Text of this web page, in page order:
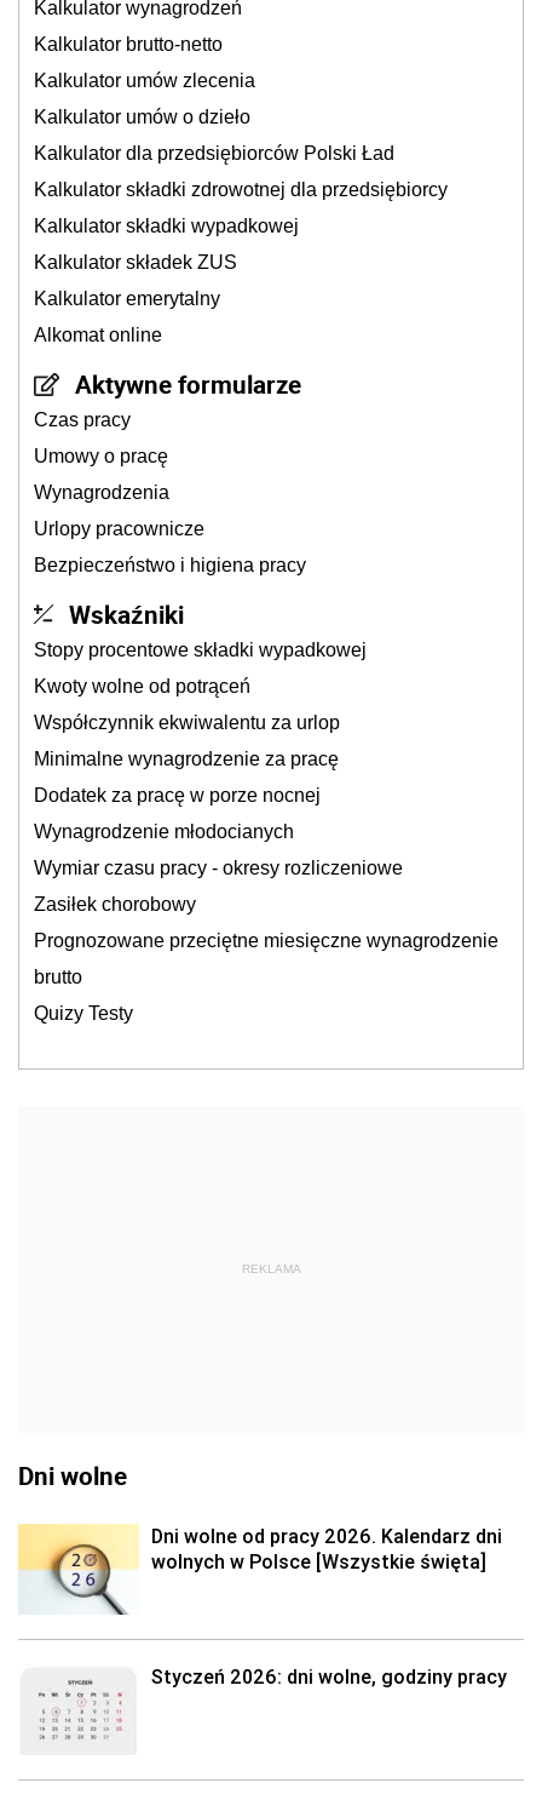
Kalkulator wynagrodzeń
Kalkulator brutto-netto
Kalkulator umów zlecenia
Kalkulator umów o dzieło
Kalkulator dla przedsiębiorców Polski Ład
Kalkulator składki zdrowotnej dla przedsiębiorcy
Kalkulator składki wypadkowej
Kalkulator składek ZUS
Kalkulator emerytalny
Alkomat online
Aktywne formularze
Czas pracy
Umowy o pracę
Wynagrodzenia
Urlopy pracownicze
Bezpieczeństwo i higiena pracy
Wskaźniki
Stopy procentowe składki wypadkowej
Kwoty wolne od potrąceń
Współczynnik ekwiwalentu za urlop
Minimalne wynagrodzenie za pracę
Dodatek za pracę w porze nocnej
Wynagrodzenie młodocianych
Wymiar czasu pracy - okresy rozliczeniowe
Zasiłek chorobowy
Prognozowane przeciętne miesięczne wynagrodzenie
brutto
Quizy Testy
REKLAMA
Dni wolne
Dni wolne od pracy 2026. Kalendarz dni
wolnych w Polsce [Wszystkie święta]
Styczeń 2026: dni wolne, godziny pracy